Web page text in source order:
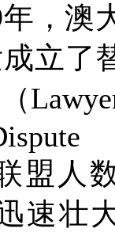
，澳
立了
盟人
速壮